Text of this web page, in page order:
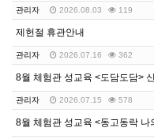
관리자 2026.08.03 119
제헌절 휴관안내
관리자 2026.07.16 362
8월 체험관 성교육 <도담도담>
관리자 2026.07.15 578